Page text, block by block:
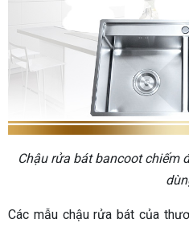
Chậu rửa bát bancoot chiếm
Các mẫu chậu rửa bát của